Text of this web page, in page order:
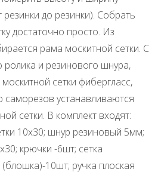
до резинки). Собрать
достаточно просто. Из
рама москитной сетки. С
и резинового шнура,
сетки фибергласс,
устанавливаются
сетки. В комплект входят:
10х30; шнур резиновый 5мм;
крючки -6шт; сетка
10шт; ручка плоская